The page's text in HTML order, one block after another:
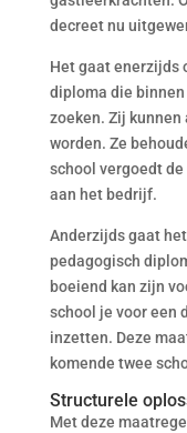
decreet nu
Het gaat enerzijds
diploma die
zoeken. Zij
worden. Ze
school vergoedt
aan het bedrijf.
Anderzijds gaat
pedagogisch
boeiend kan zijn
school je voor een
inzetten. Deze
komende twee
Structurele
Met deze